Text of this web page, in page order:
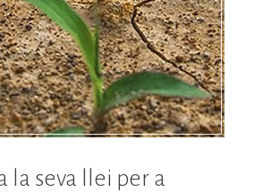
la seva llei per a